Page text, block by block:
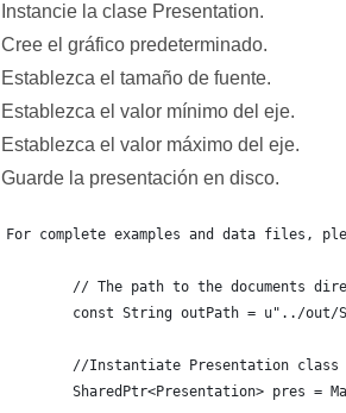
Instancie la clase Presentation.
Cree el gráfico predeterminado.
Establezca el tamaño de fuente.
Establezca el valor mínimo del eje.
Establezca el valor máximo del eje.
Guarde la presentación en disco.
For complete examples and data files,
// The path to the documents
const String outPath = u"../
//Instantiate Presentation
SharedPtr<Presentation> pres =